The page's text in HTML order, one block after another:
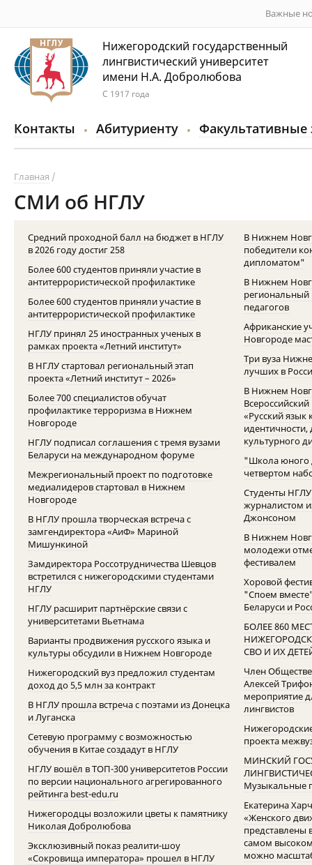
Важные
Нижегородский государственный
лингвистический университет
имени Н.А. Добролюбова
С 1917 года
Контакты Абитуриенту Факультативные
Главная
СМИ об НГЛУ
Средний проходной балл на бюджет в НГЛУ
в 2026 году достиг 258
Более 600 студентов приняли участие в
антитеррористической профилактике
Более 600 студентов приняли участие в
антитеррористической профилактике
НГЛУ принял 25 иностранных ученых в
рамках проекта «Летний институт»
В НГЛУ стартовал региональный этап
проекта «Летний институт – 2026»
Более 700 специалистов обучат
профилактике терроризма в Нижнем
Новгороде
НГЛУ подписал соглашения с тремя вузами
Беларуси на международном форуме
Межрегиональный проект по подготовке
медиалидеров стартовал в Нижнем
Новгороде
В НГЛУ прошла творческая встреча с
замгендиректора «АиФ» Мариной
Мишункиной
Замдиректора Россотрудничества Шевцов
встретился с нижегородскими студентами
НГЛУ
НГЛУ расширит партнёрские связи с
университетами Вьетнама
Варианты продвижения русского языка и
культуры обсудили в Нижнем Новгороде
Нижегородский вуз предложил студентам
доход до 5,5 млн за контракт
В НГЛУ прошла встреча с поэтами из Донецка
и Луганска
Сетевую программу с возможностью
обучения в Китае создадут в НГЛУ
НГЛУ вошёл в ТОП-300 университетов России
по версии национального агрегированного
рейтинга best-edu.ru
Нижегородцы возложили цветы к памятнику
Николая Добролюбова
Эксклюзивный показ реалити-шоу
«Сокровища императора» прошел в НГЛУ
В Нижнем
победители
дипломатом"
В Нижнем
региональный
педагогов
Африканские
Новгороде
Три вуза
лучших в
В Нижнем
«Русский язык
идентичности,
культурного
"Школа юного
четвертом
Студенты
журналистом
Джонсоном
В Нижнем
молодежи
фестивалем
Хоровой
"Споем
Беларуси и
БОЛЕЕ 860
СВО И ИХ
Член
Алексей
мероприятие
лингвистов
проекта
МИНСКИЙ
Музыкальные
Екатерина
«Женского
представлены
самом
можно